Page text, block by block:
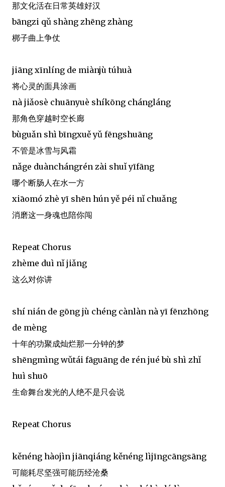
那文化活在日常英雄好汉
bāngzi qǔ shàng zhēng zhàng
梆子曲上争仗
jiāng xīnlíng de miànjù túhuà
将心灵的面具涂画
nà jiǎosè chuānyuè shíkōng chángláng
那角色穿越时空长廊
bùguǎn shì bīngxuě yǔ fēngshuāng
不管是冰雪与风霜
nǎge duànchángrén zài shuǐ yīfāng
哪个断肠人在水一方
xiāomó zhè yī shēn hún yě péi nǐ chuǎng
消磨这一身魂也陪你闯
Repeat Chorus
zhème duì nǐ jiǎng
这么对你讲
shí nián de gōng jù chéng cànlàn nà yī fēnzhōng
de mèng
十年的功聚成灿烂那一分钟的梦
shēngmìng wǔtái fāguāng de rén jué bù shì zhǐ
huì shuō
生命舞台发光的人绝不是只会说
Repeat Chorus
kěnéng hàojìn jiānqiáng kěnéng lìjīngcāngsāng
可能耗尽坚强可能历经沧桑